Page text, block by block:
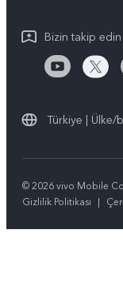
Bizin takip edin
Türkiye | Ülke/
© 2026 vivo Mobile
Gizlilik Politikası
|